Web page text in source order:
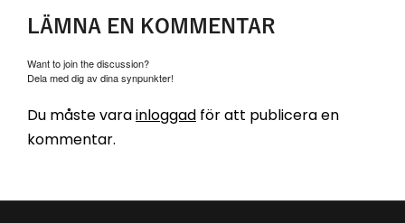
LÄMNA EN KOMMENTAR
Want to join the discussion?
Dela med dig av dina synpunkter!
Du måste varainloggad för att publicera en
kommentar.